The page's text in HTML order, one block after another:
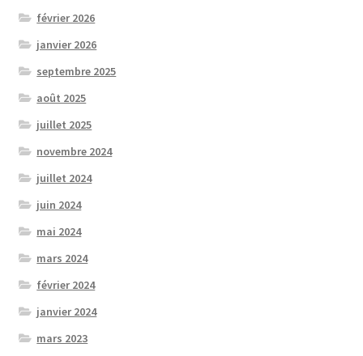
février 2026
janvier 2026
septembre 2025
août 2025
juillet 2025
novembre 2024
juillet 2024
juin 2024
mai 2024
mars 2024
février 2024
janvier 2024
mars 2023